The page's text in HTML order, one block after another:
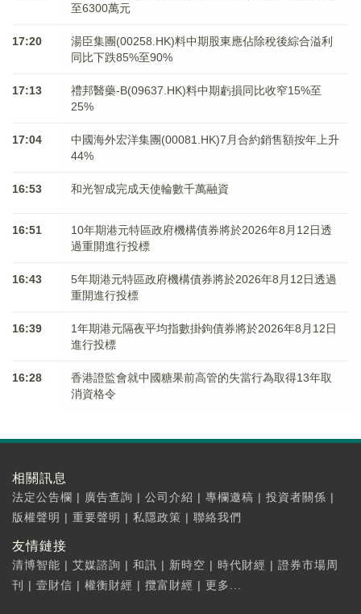
至6300萬元
17:20
湯臣集團(00258.HK)料中期股東應佔除稅後綜合溢利
同比下跌85%至90%
17:13
禮邦醫藥-B(09637.HK)料中期虧損同比收窄15%至
25%
17:04
中國海外宏洋集團(00081.HK)7月合約銷售額按年上升
44%
16:53 和光智成完成天使輪數千萬融資
16:51
10年期港元特區政府機構債券將於2026年8月12日透
過重開進行投標
16:43
5年期港元特區政府機構債券將於2026年8月12日透過
重開進行投標
16:39
1年期港元隔夜平均指數掛鉤債券將於2026年8月12日
進行投標
16:28
香港證監會就中國糖果前高管的失當行為取得13年取
消資格令
相關訊息
法定公告欄 | 廣告查詢 | 公司介紹 | 專欄邀稿 | 投資者關係 |
版權聲明 | 重要聲明 | 私隱政策 | 聯絡我們
友情鏈接
清博智能 | 艾媒諮詢 | 和訊 | 新時空 | 時代財經 | 證券市場周
刊
| 壹財信 | 權衡財經 | 攬富財經 | 更多...